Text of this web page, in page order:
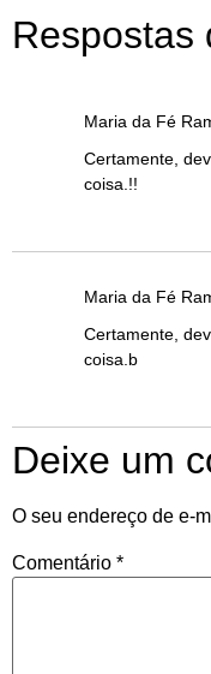
Respostas
Maria da Fé
Certamente,
coisa.!!
Maria da Fé
Certamente,
coisa.b
Deixe um
O seu endereço de e-
Comentário *